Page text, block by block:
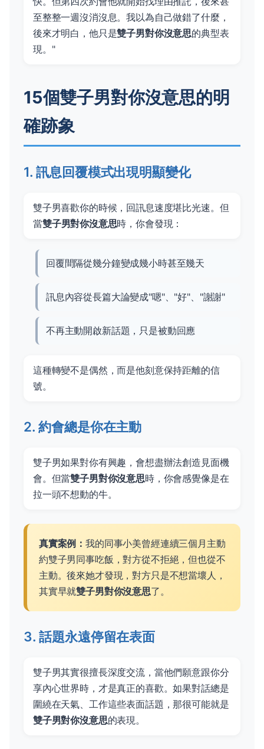
至整整一週沒消沒息。我以為自己做錯了什麼，
後來才明白，他只是雙子男對你沒意思的典型表
現。"
15個雙子男對你沒意思的明
確跡象
1. 訊息回覆模式出現明顯變化
雙子男喜歡你的時候，回訊息速度堪比光速。但
當雙子男對你沒意思時，你會發現：
回覆間隔從幾分鐘變成幾小時甚至幾天
訊息內容從長篇大論變成"嗯"、"好"、"謝謝"
不再主動開啟新話題，只是被動回應
這種轉變不是偶然，而是他刻意保持距離的信
號。
2. 約會總是你在主動
雙子男如果對你有興趣，會想盡辦法創造見面機
會。但當雙子男對你沒意思時，你會感覺像是在
拉一頭不想動的牛。
真實案例：我的同事小美曾經連續三個月主動
約雙子男同事吃飯，對方從不拒絕，但也從不
主動。後來她才發現，對方只是不想當壞人，
其實早就雙子男對你沒意思了。
3. 話題永遠停留在表面
雙子男其實很擅長深度交流，當他們願意跟你分
享內心世界時，才是真正的喜歡。如果對話總是
圍繞在天氣、工作這些表面話題，那很可能就是
雙子男對你沒意思的表現。